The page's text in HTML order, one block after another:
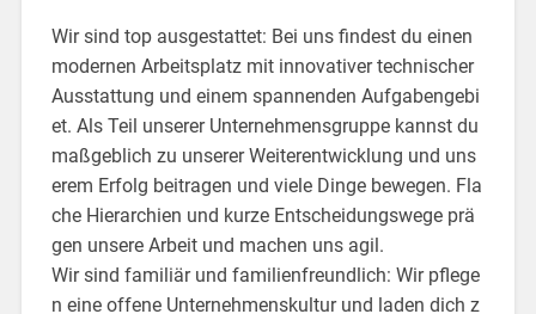
Wir sind top ausgestattet: Bei uns findest du einen
modernen Arbeitsplatz mit innovativer technischer
Ausstattung und einem spannenden Aufgabengebi
et. Als Teil unserer Unternehmensgruppe kannst du
maßgeblich zu unserer Weiterentwicklung und uns
erem Erfolg beitragen und viele Dinge bewegen. Fla
che Hierarchien und kurze Entscheidungswege prä
gen unsere Arbeit und machen uns agil.
Wir sind familiär und familienfreundlich: Wir pflege
n eine offene Unternehmenskultur und laden dich z